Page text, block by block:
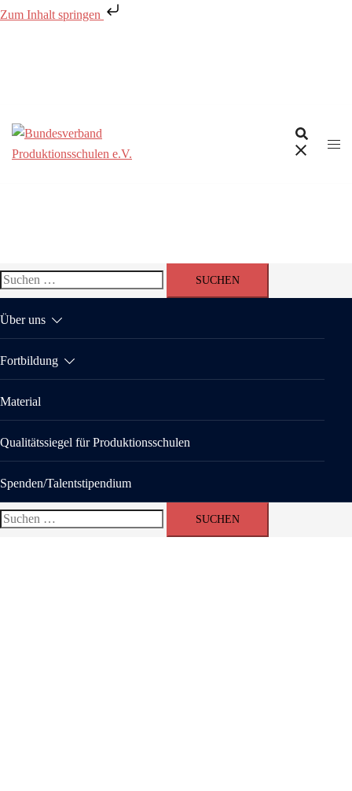
Zum Inhalt springen
Suchen
nach:
Über uns
Fortbildung
Material
Qualitätssiegel für Produktionsschulen
Spenden/Talentstipendium
Suchen